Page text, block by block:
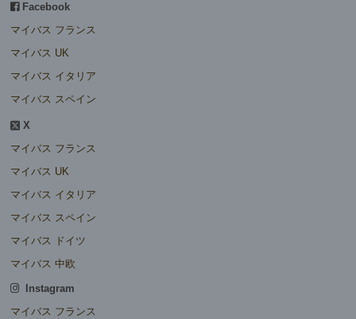
Facebook
マイバス フランス
マイバス UK
マイバス イタリア
マイバス スペイン
X
マイバス フランス
マイバス UK
マイバス イタリア
マイバス スペイン
マイバス ドイツ
マイバス 中欧
Instagram
マイバス フランス